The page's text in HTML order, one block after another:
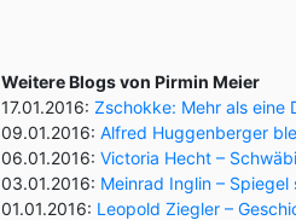
Weitere Blogs von Pirmin Meier
17.01.2016: Zschokke: Mehr als eine
09.01.2016: Alfred Huggenberger
06.01.2016: Victoria Hecht –
03.01.2016: Meinrad Inglin –
01.01.2016: Leopold Ziegler –